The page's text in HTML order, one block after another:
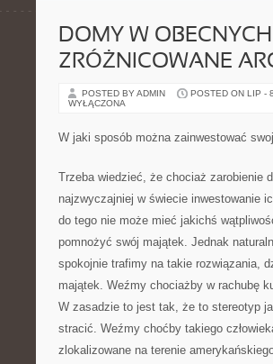
DOMY W
ZRÓŻNICOWANE
POSTED BY ADMIN POSTED ON LIP -
WYŁĄCZONA
W jaki sposób można zainwestować
Trzeba wiedzieć, że chociaż zarobienie
najzwyczajniej w świecie inwestowanie
do tego nie może mieć jakichś
pomnożyć swój majątek. Jednak
spokojnie trafimy na takie rozwiązania,
majątek. Weźmy chociażby w rachubę
W zasadzie to jest tak, że to stereotyp
stracić. Weźmy choćby takiego
zlokalizowane na terenie